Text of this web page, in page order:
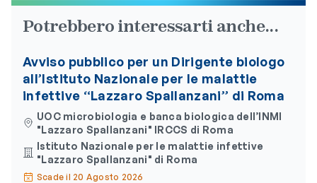
Potrebbero interessarti anche...
Avviso pubblico per un Dirigente biologo
all’Istituto Nazionale per le malattie
infettive “Lazzaro Spallanzani” di Roma
UOC microbiologia e banca biologica dell’INMI
"Lazzaro Spallanzani" IRCCS di Roma
Istituto Nazionale per le malattie infettive
"Lazzaro Spallanzani" di Roma
Scade il 20 Agosto 2026